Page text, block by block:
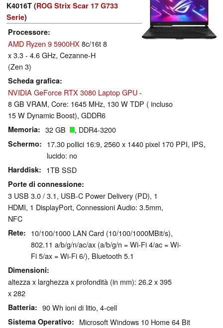
K4016T (ROG Strix Scar 17 G733
Serie)
Processore
AMD Ryzen 9 5900HX 8c/16t 8
x 3.3 - 4.6 GHz, Cezanne-H
(Zen 3)
Scheda grafica
NVIDIA GeForce RTX 3080 Laptop GPU-
8 GB VRAM, Core: 1645 MHz, 130 W TDP ( incluso
15 W Dynamic Boost), GDDR6
Memoria 32 GB , DDR4-3200
Schermo
17.30 pollici 16:9, 2560 x 1440 pixel 170 PPI, IPS,
lucido: no
Harddisk 1TB SSD
Porte di connessione
3 USB 3.0 / 3.1, USB-C Power Delivery (PD), 1
HDMI, 1 DisplayPort, Connessioni Audio: 3.5mm,
NFC
Rete
10/100/1000 LAN Card (10/100/1000MBit/s),
802.11 a/b/g/n/ac/ax (a/b/g/n = Wi-Fi 4/ac = Wi-
Fi 5/ax = Wi-Fi 6/), Bluetooth 5.1
Dimensioni
altezza x larghezza x profondità (in mm): 26.2 x 395
x 282
Batteria 90 Wh ioni di litio, 4-cell
Sistema Operativo Microsoft Windows 10 Home 64 Bit